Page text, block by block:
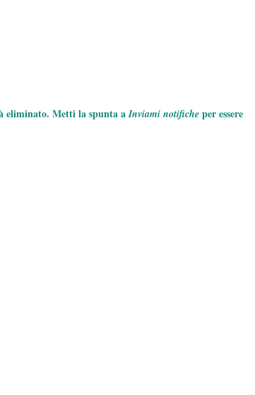
eliminato. Metti la spunta aInviami notifiche per essere